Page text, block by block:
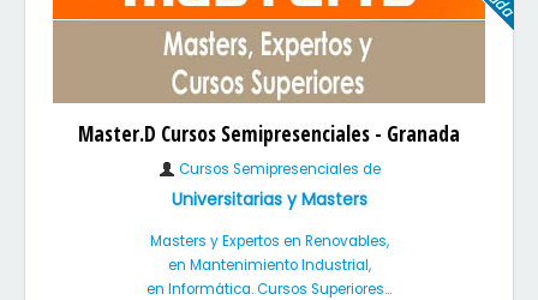
Master.D Cursos Semipresenciales - Granada
Cursos Semipresenciales de
Universitarias y Masters
Masters y Expertos en Renovables,
en Mantenimiento Industrial,
en Informática. Cursos Superiores...